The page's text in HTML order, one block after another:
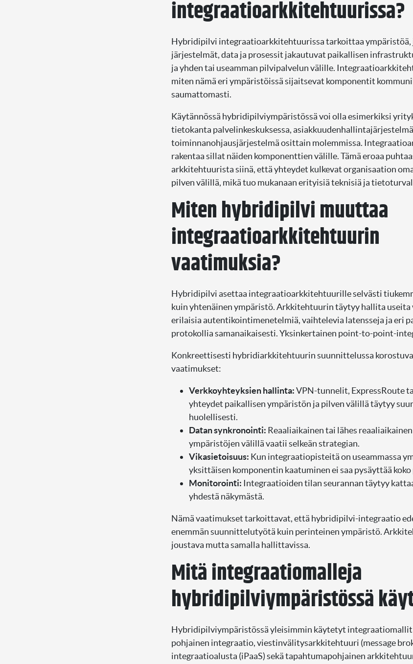
integraatioarkkitehtuurissa?
Hybridipilvi integraatioarkkitehtuurissa tarkoittaa ympäristöä,
järjestelmät, data ja prosessit jakautuvat paikallisen
ja yhden tai useamman pilvipalvelun välille.
miten nämä eri ympäristöissä sijaitsevat komponentit
saumattomasti.
Käytännössä hybridipilviympäristössä voi olla esimerkiksi
tietokanta palvelinkeskuksessa,
toiminnanohjausjärjestelmä osittain molemmissa.
rakentaa sillat näiden komponenttien välille. Tämä eroaa
arkkitehtuurista siinä, että yhteydet kulkevat organisaation
pilven välillä, mikä tuo mukanaan erityisiä teknisiä ja
Miten hybridipilvi muuttaa
integraatioarkkitehtuurin
vaatimuksia?
Hybridipilvi asettaa integraatioarkkitehtuurille selvästi
kuin yhtenäinen ympäristö. Arkkitehtuurin täytyy hallita useita
erilaisia autentikointimenetelmiä, vaihtelevia latensseja ja eri
protokollia samanaikaisesti. Yksinkertainen point-to-point-
Konkreettisesti hybridiarkkitehtuurin suunnittelussa
vaatimukset:
Verkkoyhteyksien hallinta:VPN-tunnelit, ExpressRoute
yhteydet paikallisen ympäristön ja pilven välillä täytyy
huolellisesti.
Datan synkronointi: Reaaliaikainen tai lähes
ympäristöjen välillä vaatii selkeän strategian.
Vikasietoisuus: Kun integraatiopisteitä on useammassa
yksittäisen komponentin kaatuminen ei saa pysäyttää koko
Monitorointi: Integraatioiden tilan seurannan täytyy
yhdestä näkymästä.
Nämä vaatimukset tarkoittavat, että hybridipilvi-integraatio
enemmän suunnittelutyötä kuin perinteinen ympäristö.
joustava mutta samalla hallittavissa.
Mitä integraatiomalleja
hybridipilviympäristössä
Hybridipilviympäristössä yleisimmin käytetyt integraatiomallit
pohjainen integraatio, viestinvälitysarkkitehtuuri (message
integraatioalusta (iPaaS) sekä tapahtumapohjainen